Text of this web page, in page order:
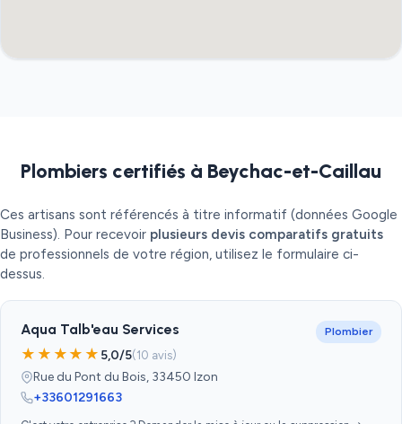
Plombiers certifiés à Beychac-et-Caillau
Ces artisans sont référencés à titre informatif (données Google
Business). Pour recevoir plusieurs devis comparatifs gratuits
de professionnels de votre région, utilisez le formulaire ci-
dessus.
Aqua Talb'eau Services Plombier
★★★★★ 5,0/5(10 avis)
Rue du Pont du Bois, 33450 Izon
+33601291663